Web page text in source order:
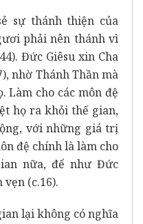
sự thánh thiện của
phải nên thánh vì
Đức Giêsu xin Cha
nhờ Thánh Thần mà
Làm cho các môn đệ
họ ra khỏi thế gian,
với những giá trị
đệ chính là làm cho
nữa, để như Đức
vẹn (c.16).
lại không có nghĩa